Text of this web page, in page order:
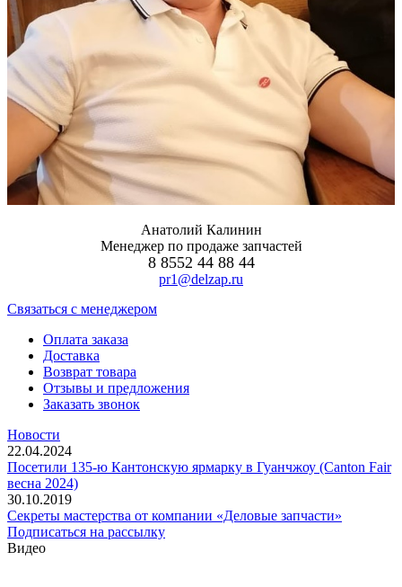
Анатолий Калинин
Менеджер по продаже запчастей
8 8552 44 88 44
pr1@delzap.ru
Cвязаться с менеджером
Оплата заказа
Доставка
Возврат товара
Отзывы и предложения
Заказать звонок
Новости
22.04.2024
Посетили 135-ю Кантонскую ярмарку в Гуанчжоу (Canton Fair
весна 2024)
30.10.2019
Секреты мастерства от компании «Деловые запчасти»
Подписаться на рассылку
Видео